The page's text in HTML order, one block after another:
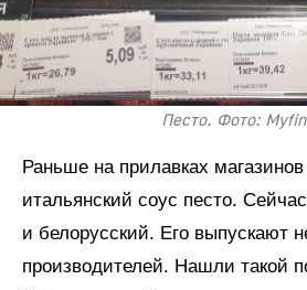
Песто. Фото:
Раньше на прилавках
итальянский соус песто.
и белорусский. Его выпускают
производителей. Нашли такой